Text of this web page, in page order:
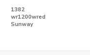
1382
wr1200wred
Sunway